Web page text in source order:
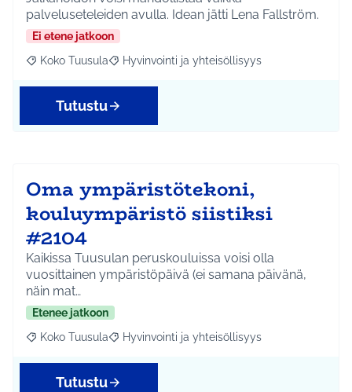
palveluseteleiden avulla. Idean jätti Lena Fallström.
Ei etene jatkoon
Rajaa tulokset aihepiirin mukaan: Koko Tuusula
Koko Tuusula Rajaa tulokset teeman mukaan: Hyvinvointi ja
Hyvinvointi ja yhteisöllisyys
Tutustu
Oma ympäristötekoni,
kouluympäristö siistiksi
#2104
Kaikissa Tuusulan peruskouluissa voisi olla
vuosittainen ympäristöpäivä (ei samana päivänä,
näin mat…
Etenee jatkoon
Rajaa tulokset aihepiirin mukaan: Koko Tuusula
Koko Tuusula Rajaa tulokset teeman mukaan: Hyvinvointi ja
Hyvinvointi ja yhteisöllisyys
Tutustu